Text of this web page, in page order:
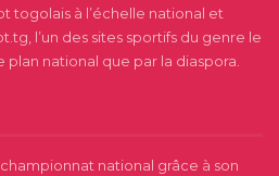
togolais à l’échelle national et
l’un des sites sportifs du genre le
plan national que par la diaspora.
national grâce à son